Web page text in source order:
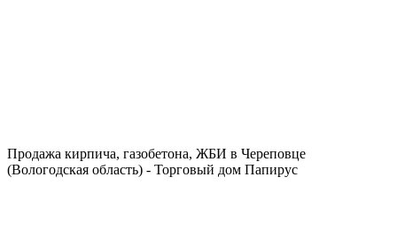
Продажа кирпича, газобетона, ЖБИ в Череповце
(Вологодская область) - Торговый дом Папирус